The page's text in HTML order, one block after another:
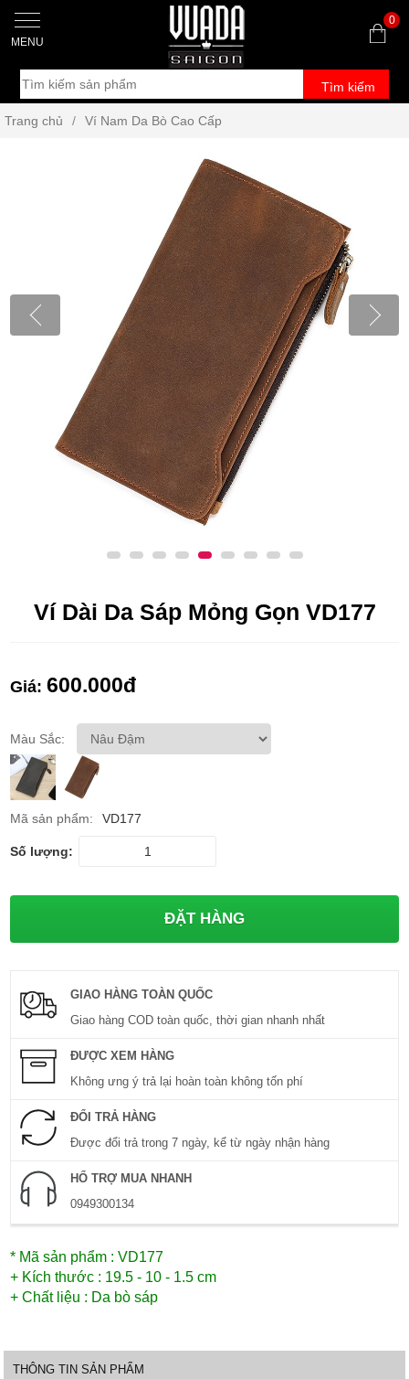
0
MENU
Tìm kiếm
Trang chủ / Ví Nam Da Bò Cao Cấp
Ví Dài Da Sáp Mỏng Gọn VD177
Giá:600.000đ
Màu Sắc:
Mã sản phẩm: VD177
Số lượng:
GIAO HÀNG TOÀN QUỐC
Giao hàng COD toàn quốc, thời gian nhanh nhất
ĐƯỢC XEM HÀNG
Không ưng ý trả lại hoàn toàn không tốn phí
ĐỔI TRẢ HÀNG
Được đổi trả trong 7 ngày, kể từ ngày nhận hàng
HỔ TRỢ MUA NHANH
0949300134
* Mã sản phẩm : VD177
+ Kích thước : 19.5 - 10 - 1.5 cm
+ Chất liệu : Da bò sáp
THÔNG TIN SẢN PHẨM